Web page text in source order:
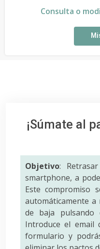
Consulta o
¡Súmate al
Objetivo:
smartphone, a
Este compromiso
automáticamente a
de baja pulsando
Introduce el email
formulario y